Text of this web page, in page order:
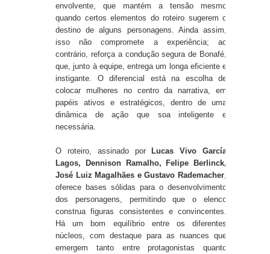
envolvente , que mantém a tensão mesmo
quando certos elementos do roteiro sugerem o
destino de alguns personagens. Ainda assim,
isso não compromete a experiência; ao
contrário, reforça a condução segura de Bonafé,
que, junto à equipe, entrega um longa eficiente e
instigante. O diferencial está na escolha de
colocar mulheres no centro da narrativa, em
papéis ativos e estratégicos, dentro de uma
dinâmica de ação que soainteligente e
necessária
O roteiro, assinado porLucas Vivo García
Lagos, Dennison Ramalho, Felipe Berlinck,
José Luiz Magalhães e Gustavo Rademacher
oferece bases sólidas para o desenvolvimento
dos personagens, permitindo que o elenco
construa figuras consistentes e convincentes.
Há um bom equilíbrio entre os diferentes
núcleos, com destaque para as nuances que
emergem tanto entre protagonistas quanto